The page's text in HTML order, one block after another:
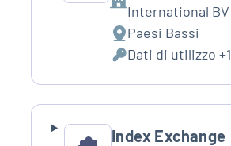
Azienda:
International BV
Luogo
del
trattamento:
Paesi Bassi
Dati
Personali
trattati:
Dati di utilizzo +1
Index Exchange